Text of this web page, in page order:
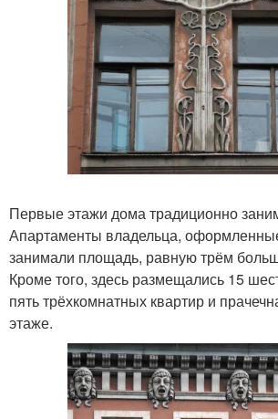
Первые этажи дома традиционно
Апартаменты владельца,
занимали площадь, равную трём
Кроме того, здесь размещались 15
пять трёхкомнатных квартир и
этаже.